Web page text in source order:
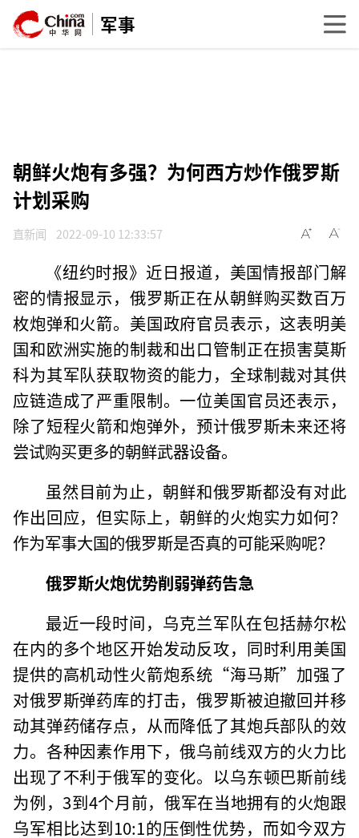
军事
朝鲜火炮有多强？为何西方炒作俄罗斯
计划采购
直新闻 2022-09-10 12:33:57
《纽约时报》近日报道，美国情报部门解
密的情报显示，俄罗斯正在从朝鲜购买数百万
枚炮弹和火箭。美国政府官员表示，这表明美
国和欧洲实施的制裁和出口管制正在损害莫斯
科为其军队获取物资的能力，全球制裁对其供
应链造成了严重限制。一位美国官员还表示，
除了短程火箭和炮弹外，预计俄罗斯未来还将
尝试购买更多的朝鲜武器设备。
虽然目前为止，朝鲜和俄罗斯都没有对此
作出回应，但实际上，朝鲜的火炮实力如何？
作为军事大国的俄罗斯是否真的可能采购呢？
俄罗斯火炮优势削弱弹药告急
最近一段时间，乌克兰军队在包括赫尔松
在内的多个地区开始发动反攻，同时利用美国
提供的高机动性火箭炮系统“海马斯”加强了
对俄罗斯弹药库的打击，俄罗斯被迫撤回并移
动其弹药储存点，从而降低了其炮兵部队的效
力。各种因素作用下，俄乌前线双方的火力比
出现了不利于俄军的变化。以乌东顿巴斯前线
为例，3到4个月前，俄军在当地拥有的火炮跟
乌军相比达到10:1的压倒性优势，而如今双方